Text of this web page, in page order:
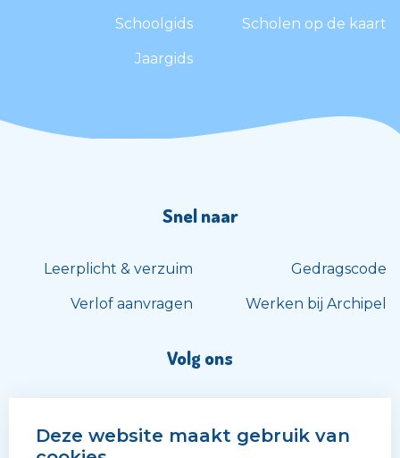
Schoolgids
Jaargids
Scholen op de kaart
Snel naar
Leerplicht & verzuim
Verlof aanvragen
Gedragscode
Werken bij Archipel
Volg ons
Deze website maakt gebruik van